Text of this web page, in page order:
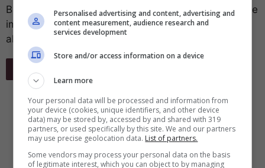
Batteria al 30% poi lo smartphone di Apple si spegne
improvvisamente. Il problema sarebbe riconducibile
al nuovo e recente aggiornamento del ...
Personalised advertising and content, advertising and
content measurement, audience research and
services development
Store and/or access information on a device
Learn more
Your personal data will be processed and information from
your device (cookies, unique identifiers, and other device
data) may be stored by, accessed by and shared with 319
partners, or used specifically by this site. We and our partners
may use precise geolocation data. List of partners.
Some vendors may process your personal data on the basis
of legitimate interest, which you can object to by managing